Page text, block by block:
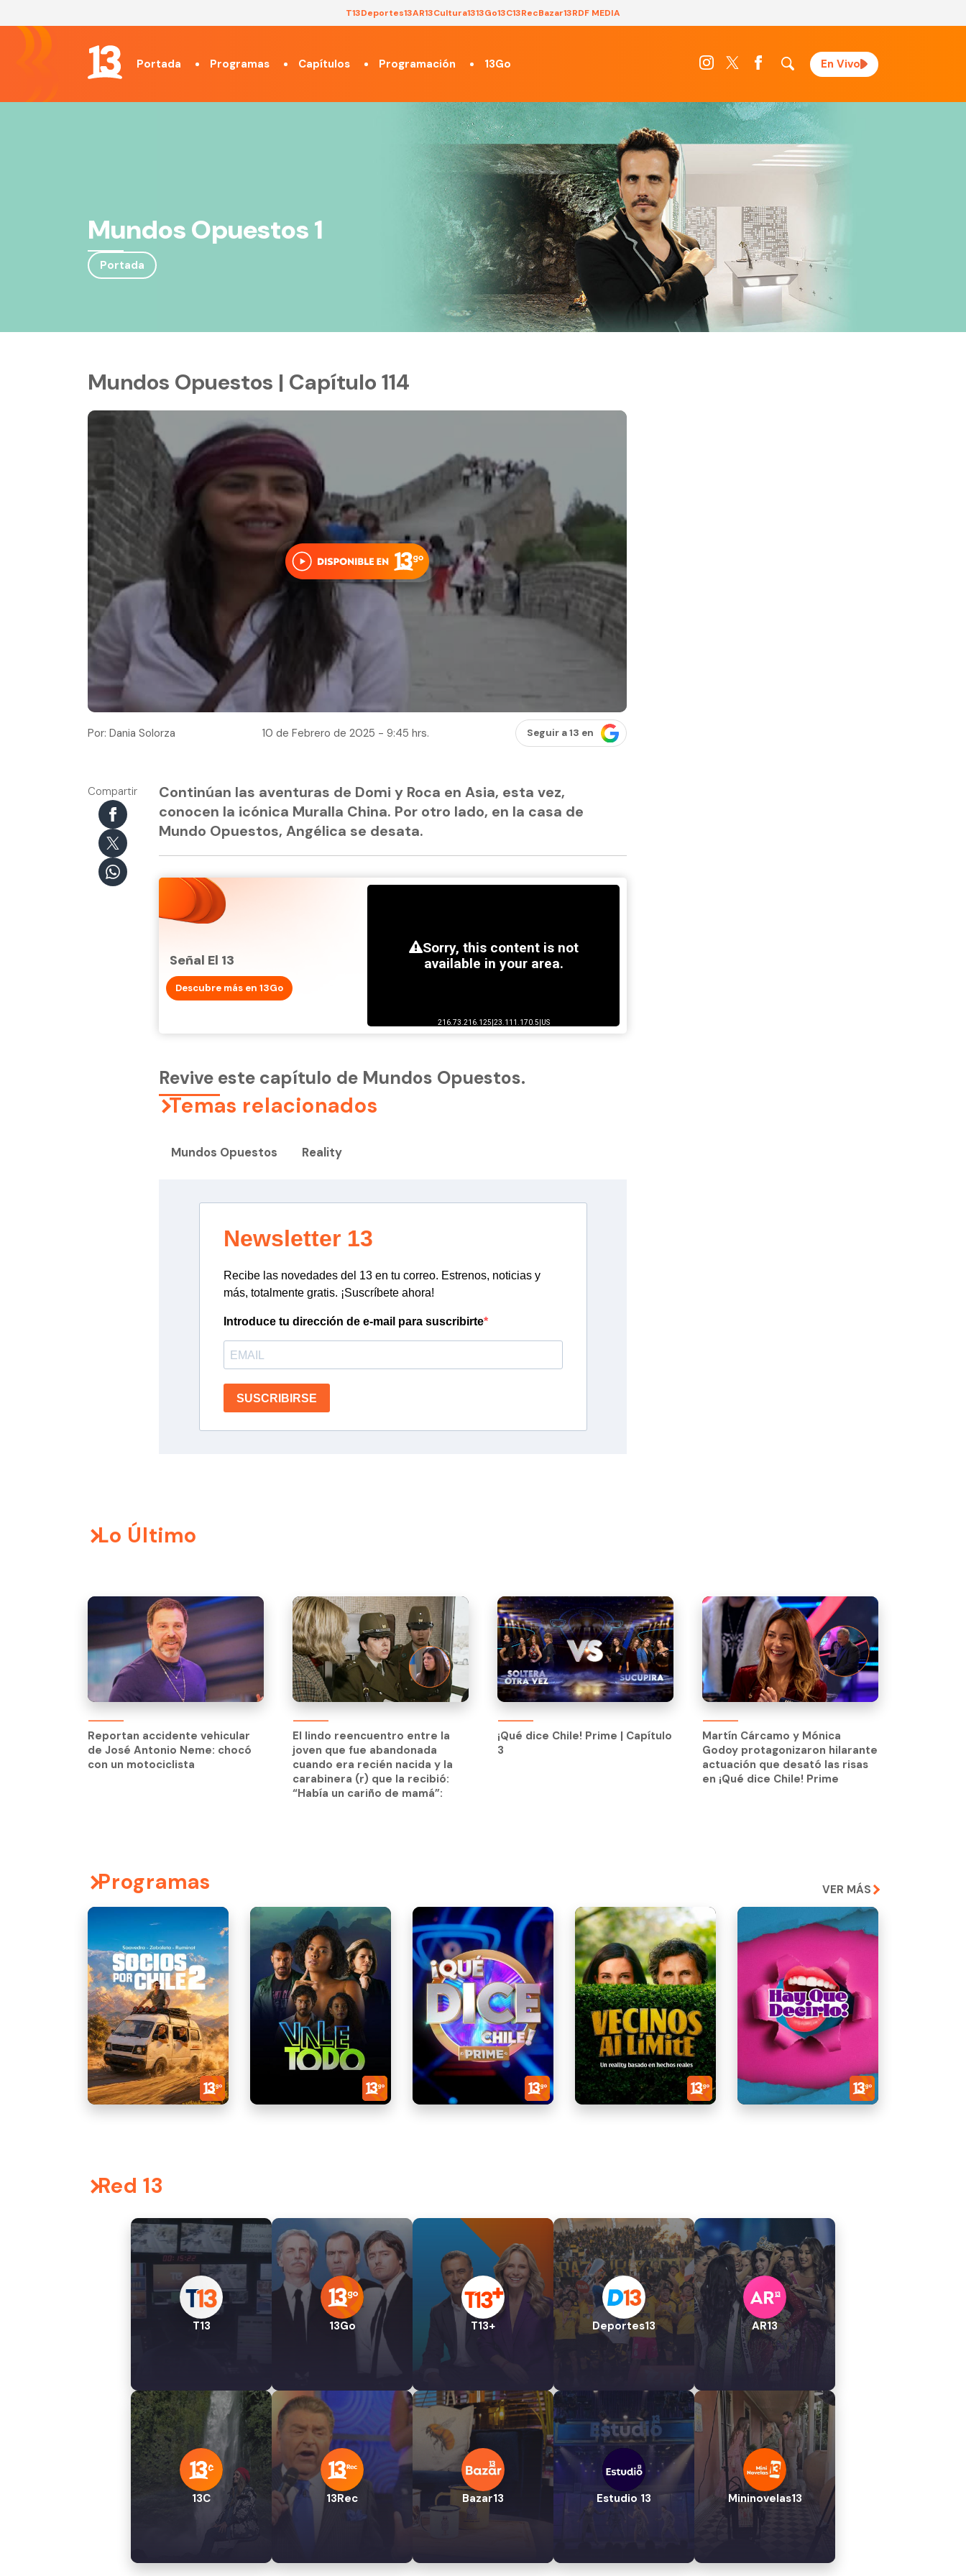
T13Deportes13AR13Cultura1313Go13C13RecBazar13RDF MEDIA
Portada Programas Capítulos Programación 13Go En Vivo
Mundos Opuestos 1
Portada
Mundos Opuestos | Capítulo 114
Por: Dania Solorza 10 de Febrero de 2025 - 9:45 hrs. Seguir a 13 en
Compartir
Continúan las aventuras de Domi y Roca en Asia, esta vez,
conocen la icónica Muralla China. Por otro lado, en la casa de
Mundo Opuestos, Angélica se desata.
Señal El 13
Descubre más en 13Go
Revive este capítulo de Mundos Opuestos.
Temas relacionados
Mundos Opuestos Reality
Newsletter 13
Recibe las novedades del 13 en tu correo. Estrenos, noticias y
más, totalmente gratis. ¡Suscríbete ahora!
Introduce tu dirección de e-mail para suscribirte
SUSCRIBIRSE
Lo Último
Reportan accidente vehicular
de José Antonio Neme: chocó
con un motociclista
El lindo reencuentro entre la
joven que fue abandonada
cuando era recién nacida y la
carabinera (r) que la recibió:
“Había un cariño de mamá”:
El lindo reencuentro entre la
joven que fue abandonada
cuando era recién nacida y la
carabinera (r) que la recibió:
“Había un cariño de mamá”:
¡Qué dice Chile! Prime | Capítulo
3
¡Qué dice Chile! Prime | Capítulo
3
Martín Cárcamo y Mónica
Godoy protagonizaron hilarante
actuación que desató las risas
en ¡Qué dice Chile! Prime
Martín Cárcamo y Mónica
Godoy protagonizaron hilarante
actuación que desató las risas
en ¡Qué dice Chile! Prime
Programas VER MÁS
Red 13
T13 13Go T13+ Deportes13 AR13
13C 13Rec Bazar13 Estudio 13 Mininovelas13